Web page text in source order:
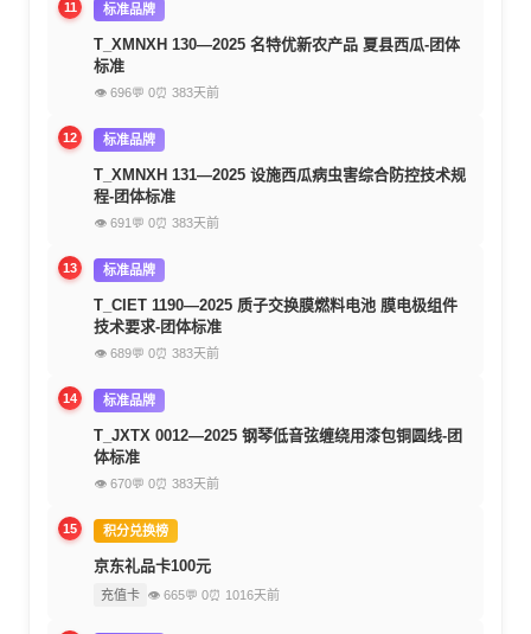
11 标准品牌
T_XMNXH 130—2025 名特优新农产品 夏县西瓜-团体
标准
👁 696💬 0⏰ 383天前
12 标准品牌
T_XMNXH 131—2025 设施西瓜病虫害综合防控技术规
程-团体标准
👁 691 💬 0⏰ 383天前
13 标准品牌
T_CIET 1190—2025 质子交换膜燃料电池 膜电极组件
技术要求-团体标准
👁 689💬 0⏰ 383天前
14 标准品牌
T_JXTX 0012—2025 钢琴低音弦缠绕用漆包铜圆线-团
体标准
👁 670💬 0⏰ 383天前
15 积分兑换榜
京东礼品卡100元
充值卡 👁 665💬 0⏰ 1016天前